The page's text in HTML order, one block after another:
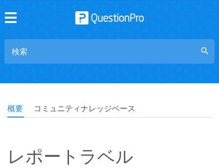
search
概要 コミュニティナレッジベース
レポートラベル